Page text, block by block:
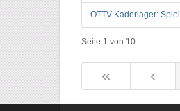
OTTV Kaderlager:
Seite 1 von 10